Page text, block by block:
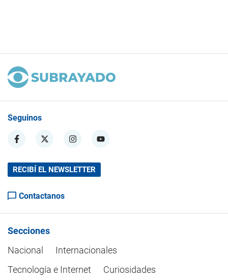
Seguinos
RECIBÍ EL NEWSLETTER
Contactanos
Secciones
Nacional
Internacionales
Tecnología e Internet
Curiosidades